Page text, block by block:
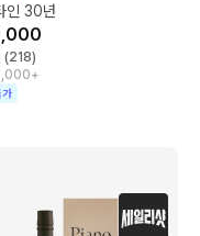
인 30년
(218)
가